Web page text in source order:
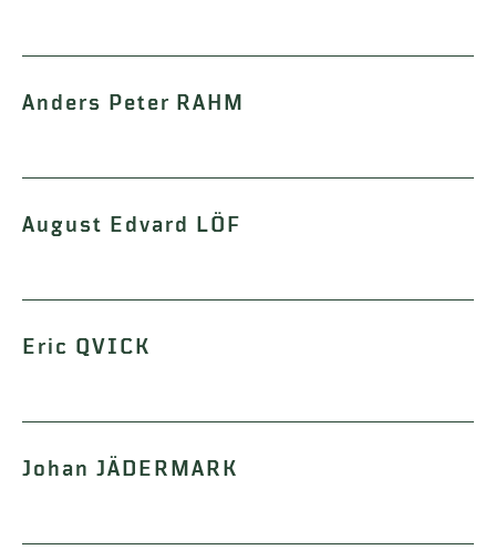
Anders Peter RAHM
August Edvard LÖF
Eric QVICK
Johan JÄDERMARK